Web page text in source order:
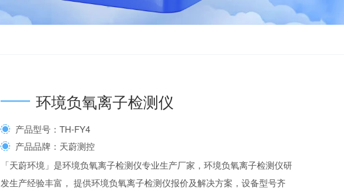
环境负氧离子检测仪
产品型号：TH-FY4
产品品牌：天蔚测控
「天蔚环境」是环境负氧离子检测仪专业生产厂家，环境负氧离子检测仪研
发生产经验丰富， 提供环境负氧离子检测仪报价及解决方案，设备型号齐